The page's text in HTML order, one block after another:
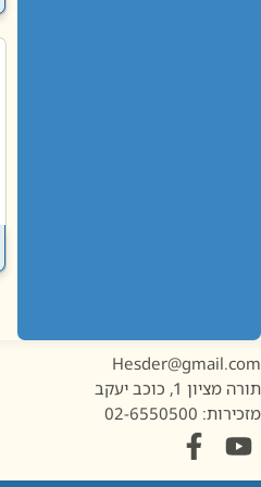
1, כוכב יעקב
02-6550500